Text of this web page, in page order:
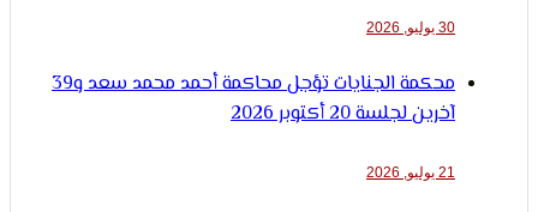
محكمة الجنايات تؤجل محاكمة أحمد محمد سعد و39
آخرين لجلسة 20 أكتوبر 2026